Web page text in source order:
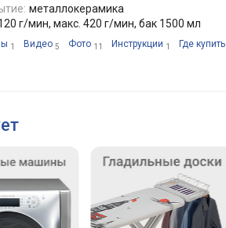
металлокерамика
г/мин, макс. 420 г/мин, бак 1500 мл
1 Видео 5 Фото 11 Инструкции 1 Где купить